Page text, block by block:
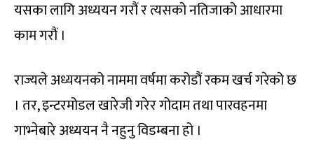
यसका लागि अध्ययन गरौं र त्यसको नतिजाको आधारमा
काम गरौं ।
राज्यले अध्ययनको नाममा वर्षमा करोडौं रकम खर्च गरेको छ
। तर, इन्टरमोडल खारेजी गरेर गोदाम तथा पारवहनमा
गाभ्नेबारे अध्ययन नै नहुनु विडम्बना हो ।